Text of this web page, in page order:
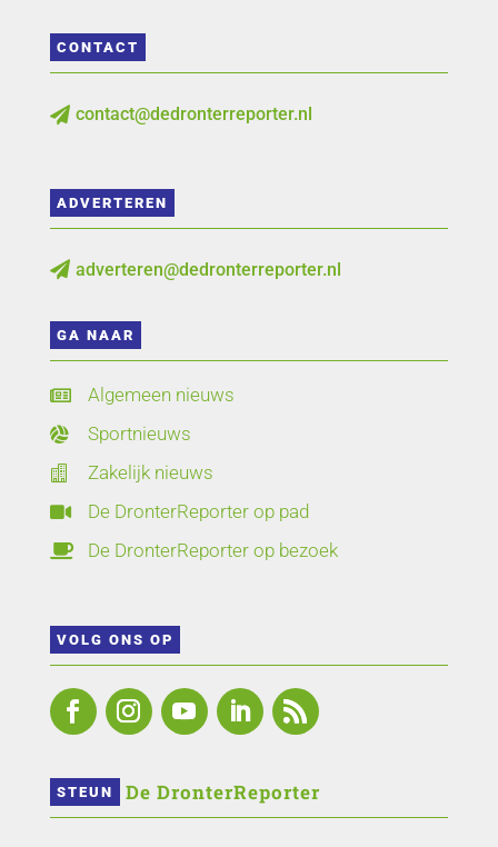
CONTACT
 contact@dedronterreporter.nl
ADVERTEREN
 adverteren@dedronterreporter.nl
GA NAAR
 Algemeen nieuws
 Sportnieuws
 Zakelijk nieuws
 De DronterReporter op pad
 De DronterReporter op bezoek
VOLG ONS OP
STEUN De DronterReporter